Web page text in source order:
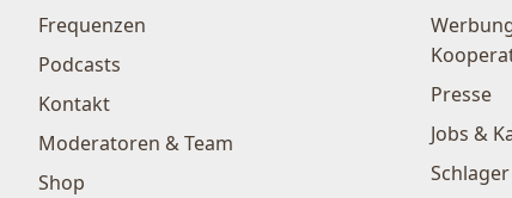
Frequenzen
Podcasts
Kontakt
Moderatoren & Team
Shop
Presse
Jobs &